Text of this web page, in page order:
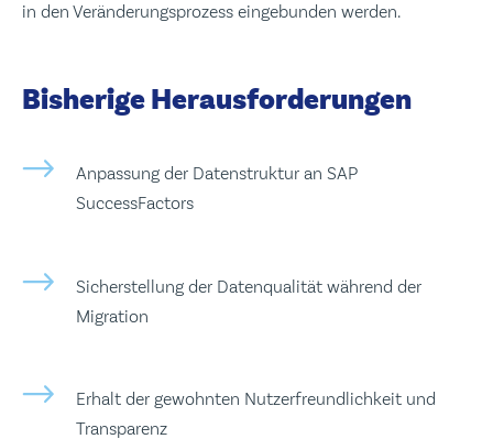
in den Veränderungsprozess eingebunden werden.
Bisherige Herausforderungen
Anpassung der Datenstruktur an SAP
SuccessFactors
Sicherstellung der Datenqualität während der
Migration
Erhalt der gewohnten Nutzerfreundlichkeit und
Transparenz